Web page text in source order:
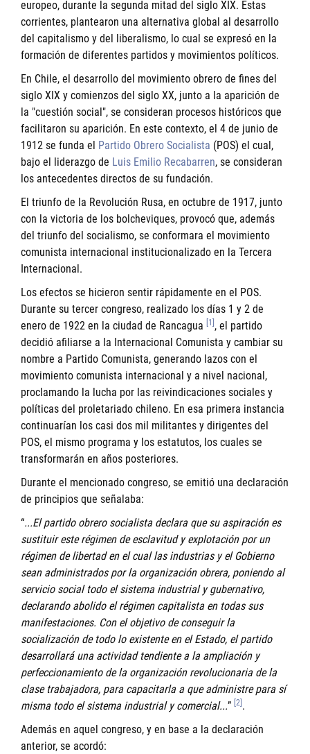
europeo, durante la segunda mitad del siglo XIX. Estas
corrientes, plantearon una alternativa global al desarrollo
del capitalismo y del liberalismo, lo cual se expresó en la
formación de diferentes partidos y movimientos políticos.
En Chile, el desarrollo del movimiento obrero de fines del
siglo XIX y comienzos del siglo XX, junto a la aparición de
la "cuestión social", se consideran procesos históricos que
facilitaron su aparición. En este contexto, el 4 de junio de
1912 se funda el Partido Obrero Socialista (POS) el cual,
bajo el liderazgo de Luis Emilio Recabarren, se consideran
los antecedentes directos de su fundación.
El triunfo de la Revolución Rusa, en octubre de 1917, junto
con la victoria de los bolcheviques, provocó que, además
del triunfo del socialismo, se conformara el movimiento
comunista internacional institucionalizado en la Tercera
Internacional.
Los efectos se hicieron sentir rápidamente en el POS.
Durante su tercer congreso, realizado los días 1 y 2 de
enero de 1922 en la ciudad de Rancagua
[1] , el partido
decidió afiliarse a la Internacional Comunista y cambiar su
nombre a Partido Comunista, generando lazos con el
movimiento comunista internacional y a nivel nacional,
proclamando la lucha por las reivindicaciones sociales y
políticas del proletariado chileno. En esa primera instancia
continuarían los casi dos mil militantes y dirigentes del
POS, el mismo programa y los estatutos, los cuales se
transformarán en años posteriores.
Durante el mencionado congreso, se emitió una declaración
de principios que señalaba:
“...El partido obrero socialista declara que su aspiración es
sustituir este régimen de esclavitud y explotación por un
régimen de libertad en el cual las industrias y el Gobierno
sean administrados por la organización obrera, poniendo al
servicio social todo el sistema industrial y gubernativo,
declarando abolido el régimen capitalista en todas sus
manifestaciones. Con el objetivo de conseguir la
socialización de todo lo existente en el Estado, el partido
desarrollará una actividad tendiente a la ampliación y
perfeccionamiento de la organización revolucionaria de la
clase trabajadora, para capacitarla a que administre para sí
misma todo el sistema industrial y comercial...” [2] .
Además en aquel congreso, y en base a la declaración
anterior, se acordó: